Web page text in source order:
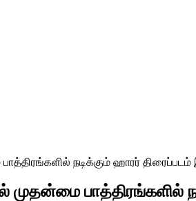
நடிக்கும் ஹாரர் திரைப்படம்
பாத்திரங்களில்